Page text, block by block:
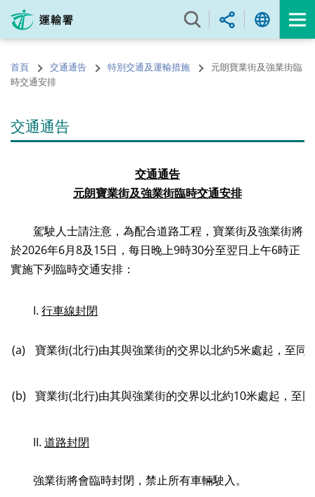
內
的
開
首頁 交通通告 特別交通及運輸措施
元朗寶業街及強業街臨
時交通安排
交通通告
交通通告
元朗寶業街及強業街臨時交通安排
駕駛人士請注意，為配合道路工程，寶業街及強業街將
於2026年6月8及15日，每日晚上9時30分至翌日上午6時正
實施下列臨時交通安排：
I. 行車線封閉
(a) 寶業街(北行)由其與強業街的交界以北約5米處起，至
(b) 寶業街(北行)由其與強業街的交界以北約10米處起，至
II. 道路封閉
強業街將會臨時封閉，禁止所有車輛駛入。